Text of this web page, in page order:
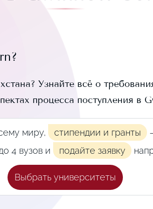
?
Узнайте всё о
процесса поступления в
миру, стипендии и гранты
4 вузов и
подайте заявку
Выбрать университеты